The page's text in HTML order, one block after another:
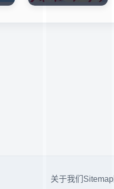
关于我们 Sitemap